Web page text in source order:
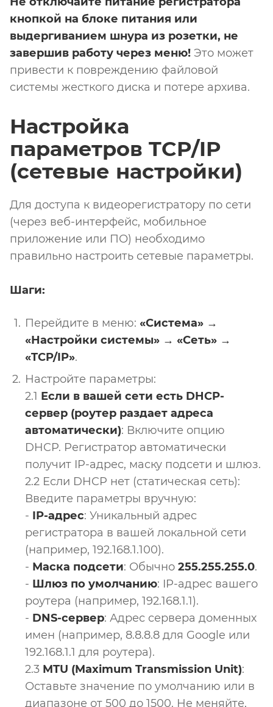
кнопкой на блоке питания или
выдергиванием шнура из розетки, не
завершив работу через меню! Это может
привести к повреждению файловой
системы жесткого диска и потере архива.
Настройка
параметров TCP/IP
(сетевые настройки)
Для доступа к видеорегистратору по сети
(через веб-интерфейс, мобильное
приложение или ПО) необходимо
правильно настроить сетевые параметры.
Шаги:
Перейдите в меню: «Система» →
«Настройки системы» → «Сеть» →
«TCP/IP».
Настройте параметры:
2.1 Если в вашей сети есть DHCP-
сервер (роутер раздает адреса
автоматически): Включите опцию
DHCP. Регистратор автоматически
получит IP-адрес, маску подсети и шлюз.
2.2 Если DHCP нет (статическая сеть):
Введите параметры вручную:
- IP-адрес: Уникальный адрес
регистратора в вашей локальной сети
(например, 192.168.1.100).
- Маска подсети: Обычно 255.255.255.0.
- Шлюз по умолчанию: IP-адрес вашего
роутера (например, 192.168.1.1).
- DNS-сервер: Адрес сервера доменных
имен (например, 8.8.8.8 для Google или
192.168.1.1 для роутера).
2.3 MTU (Maximum Transmission Unit):
Оставьте значение по умолчанию или в
диапазоне от 500 до 1500. Не меняйте,